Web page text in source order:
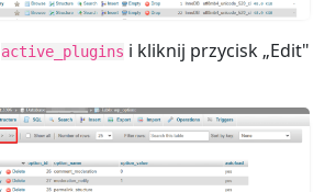
active_plugins i kliknij przycisk „Edit"